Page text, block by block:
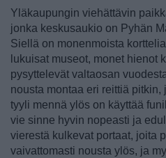
Yläkaupungin viehättävin
jonka keskusaukio on Pyhän
Siellä on monenmoista
lukuisat museot, monet hienot
pysyttelevät valtaosan
nousta montaa eri reittiä
tyyli mennä ylös on käyttää
vie sinne hyvin nopeasti ja
vierestä kulkevat portaat, joita
vaivattomasti nousta ylös, ja